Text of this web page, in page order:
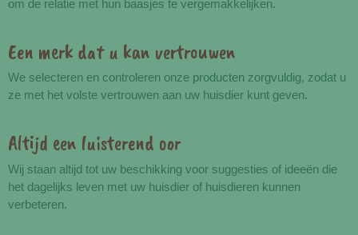
om de relatie met hun baasjes te vergemakkelijken.
Een merk dat u kan vertrouwen
We selecteren en controleren onze producten zorgvuldig, zodat u
ze met het volste vertrouwen aan uw huisdier kunt geven.
Altijd een luisterend oor
Wij staan altijd tot uw beschikking voor suggesties of ideeën die
het dagelijks leven met uw huisdier of huisdieren kunnen
verbeteren.